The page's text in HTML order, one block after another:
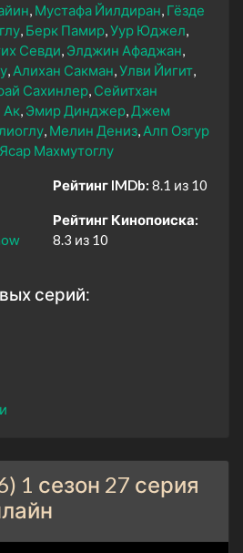
Мустафа Йилдиран Гёзде
Берк Памир Уур Юджел
Севди Элджин Афаджан
Алихан Сакман Улви Йигит
Сахинлер Сейитхан
Ак Эмир Динджер Джем
Мелин Дениз Алп Озгур
Ясар Махмутоглу
Рейтинг IMDb: 8.1 из 10
Рейтинг Кинопоиска:
8.3 из 10
серий:
1 сезон 27 серия